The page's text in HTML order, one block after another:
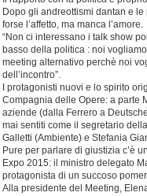
Dopo gli andreottismi dantan e
forse l’affetto, ma manca l’amore.
“Non ci interessano i talk show
basso della politica : noi
meeting alternativo perchè noi
dell’incontro”.
I protagonisti nuovi e lo spirito
Compagnia delle Opere: a parte
aziende (dalla Ferrero a
mai sentiti come il segretario
Galletti (Ambiente) e Stefania
Pure per parlare di giustizia c’è
Expo 2015: il ministro delegato
protagonista di un succoso
Alla presidente del Meeting,